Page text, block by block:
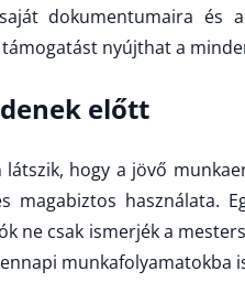
dokumentumaira és
nyújthat a
előtt
hogy a jövő
magabiztos használata.
ne csak ismerjék a
munkafolyamatokba